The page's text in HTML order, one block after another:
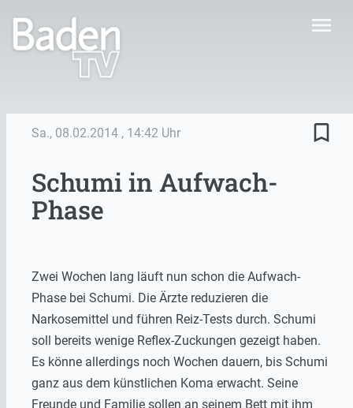
menu
Sa., 08.02.2014 , 14:42 Uhr bookmark_border
Schumi in Aufwach-
Phase
Zwei Wochen lang läuft nun schon die Aufwach-
Phase bei Schumi. Die Ärzte reduzieren die
Narkosemittel und führen Reiz-Tests durch. Schumi
soll bereits wenige Reflex-Zuckungen gezeigt haben.
Es könne allerdings noch Wochen dauern, bis Schumi
ganz aus dem künstlichen Koma erwacht. Seine
Freunde und Familie sollen an seinem Bett mit ihm